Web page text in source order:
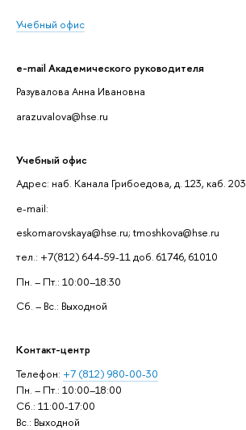
Учебный офис
e-mail Академического руководителя
Разувалова Анна Ивановна
arazuvalova@hse.ru
Учебный офис
Адрес: наб. Канала Грибоедова, д. 123, каб. 203
e-mail:
eskomarovskaya@hse.ru; tmoshkova@hse.ru
тел.: +7(812) 644-59-11 доб. 61746, 61010
Пн. – Пт.: 10:00–18:30
Сб. – Вс.: Выходной
Контакт-центр
Телефон: +7 (812) 980-00-30
Пн. – Пт.: 10:00–18:00
Сб.: 11:00-17:00
Вс.: Выходной